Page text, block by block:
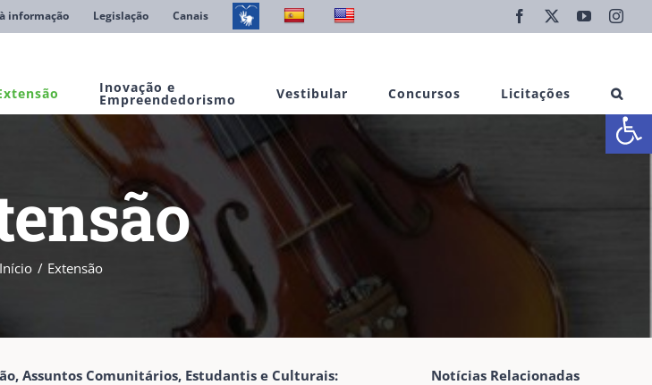
Abrir
informação Legislação Canais Facebook YouTube
Inovação e
Empreendedorismo Vestibular Concursos Licitações
Início Extensão
Assuntos Comunitários, Estudantis e Culturais: Notícias Relacionadas